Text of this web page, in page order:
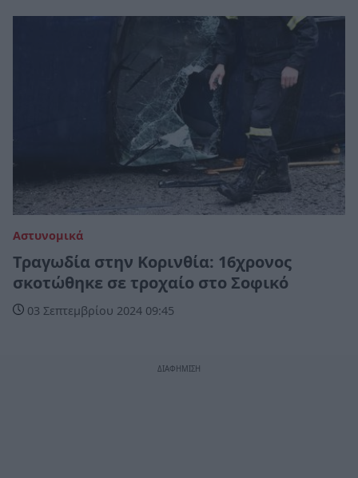
Αστυνομικά
Τραγωδία στην Κορινθία: 16χρονος
σκοτώθηκε σε τροχαίο στο Σοφικό
03 Σεπτεμβρίου 2024 09:45